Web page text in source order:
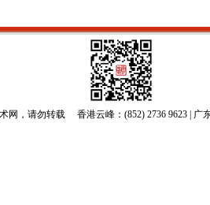
网，请勿转载 香港云峰：(852) 2736 9623 | 广东